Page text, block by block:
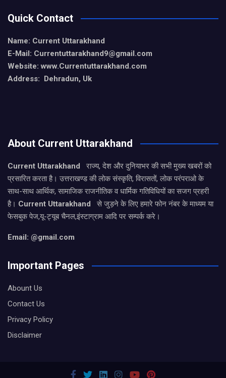
Quick Contact
Name: Current Uttarakhand
E-Mail: Currentuttarakhand9@gmail.com
Website: www.Currentuttarakhand.com
Address: Dehradun, Uk
About Current Uttarakhand
Current Uttarakhand
राज्य, देश और दुनियाभर की सभी मुख्य खबरों को
प्रसारित करता है। उत्तराखण्ड की लोक संस्कृति, विरासतों, लोक परंपराओ के
साथ-साथ आर्थिक, सामाजिक राजनीतिक व धार्मिक गतिविधियों का सजग प्रहरी
है। Current Uttarakhand
से जुड़ने के लिए हमारे फोन नंबर के माध्यम या
फेसबुक पेज,यू-ट्यूब चैनल,इंस्टाग्राम आदि पर सम्पर्क करे।
Email: @gmail.com
Important Pages
Abount Us
Contact Us
Privacy Policy
Disclaimer